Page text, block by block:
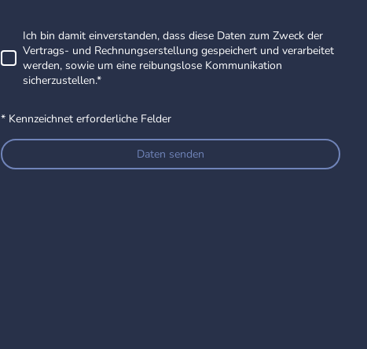
Ich bin damit einverstanden, dass diese Daten zum Zweck der
Vertrags- und Rechnungserstellung gespeichert und verarbeitet
werden, sowie um eine reibungslose Kommunikation
sicherzustellen.*
* Kennzeichnet erforderliche Felder
Daten senden